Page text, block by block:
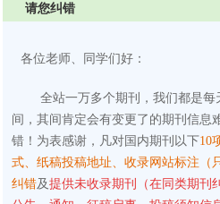
请您纠错
各位老师、同学们好：
全站一万多个期刊，我们都是
间，其间肯定会有变更了的期刊信息
错！为表感谢，凡对国内期刊以下10
式、纸稿投稿地址、收录网站标注（
纠错及提供未收录期刊（在同类期刊